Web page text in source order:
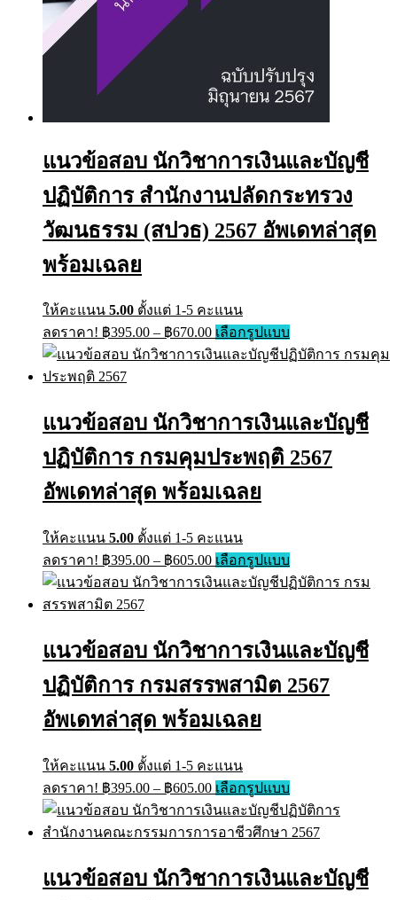
แนวข้อสอบ นักวิชาการเงินและบัญชี
ปฏิบัติการ สำนักงานปลัดกระทรวง
วัฒนธรรม (สปวธ) 2567 อัพเดทล่าสุด
พร้อมเฉลย
ให้คะแนน 5.00 ตั้งแต่ 1-5 คะแนน
ลดราคา! ฿395.00 – ฿670.00Price
range:
฿395.00
เลือกรูปแบบThis
product
has
options
be
chosen
แนวข้อสอบ นักวิชาการเงินและบัญชี
ปฏิบัติการ กรมคุมประพฤติ 2567
อัพเดทล่าสุด พร้อมเฉลย
ให้คะแนน 5.00 ตั้งแต่ 1-5 คะแนน
ลดราคา! ฿395.00 – ฿605.00Price
range:
฿395.00
เลือกรูปแบบThis
product
has
options
be
chosen
แนวข้อสอบ นักวิชาการเงินและบัญชี
ปฏิบัติการ กรมสรรพสามิต 2567
อัพเดทล่าสุด พร้อมเฉลย
ให้คะแนน 5.00 ตั้งแต่ 1-5 คะแนน
ลดราคา! ฿395.00 – ฿605.00Price
range:
฿395.00
through
เลือกรูปแบบThis
product
has
multiple
options
แนวข้อสอบ นักวิชาการเงินและบัญชี